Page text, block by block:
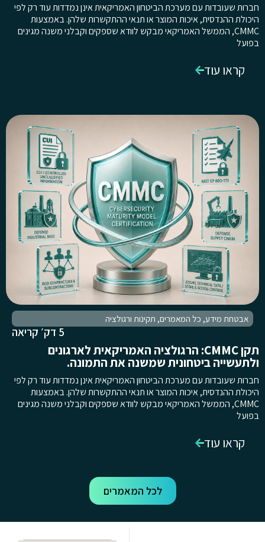
חברות שעובדות עם מערכת הביטחון האמריקאית אינן נמדדות עוד רק לפי
היכולת ההנדסית, איכות המוצר או תנאי ההתקשרות שלהן. באמצעות
CMMC, הממשל האמריקאי מבקש לוודא שספקים וקבלני משנה מגינים
בפועל
קראו עוד
אבטחת מידע, כל המאמרים, תקינות ורגולציה
5 דק׳ קריאה
תקן CMMC: הרגולציה האמריקאית לארגונים
ולתעשייה ביטחונית שמשנה את התמונה.
חברות שעובדות עם מערכת הביטחון האמריקאית אינן נמדדות עוד רק לפי
היכולת ההנדסית, איכות המוצר או תנאי ההתקשרות שלהן. באמצעות
CMMC, הממשל האמריקאי מבקש לוודא שספקים וקבלני משנה מגינים
בפועל
קראו עוד
לכל המאמרים